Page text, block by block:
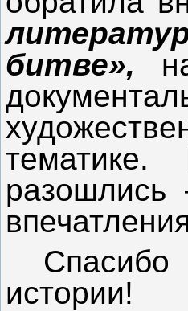
битве»,
разошлись
Спасибо
истории!